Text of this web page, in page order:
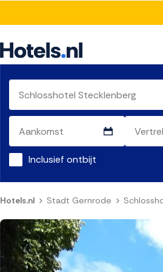
Inclusief ontbijt
Hotels.nl Stadt Gernrode